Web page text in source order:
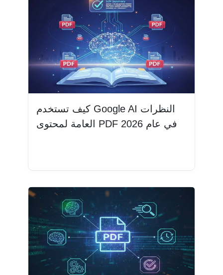
كيف تستخدم Google AI النظرات
العامة لمحتوى PDF في عام 2026